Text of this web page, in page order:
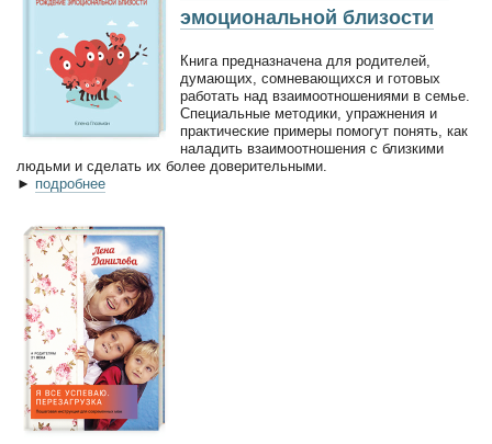
эмоциональной близости
Книга предназначена для родителей,
думающих, сомневающихся и готовых
работать над взаимоотношениями в семье.
Специальные методики, упражнения и
практические примеры помогут понять, как
наладить взаимоотношения с близкими
людьми и сделать их более доверительными.
► подробнее